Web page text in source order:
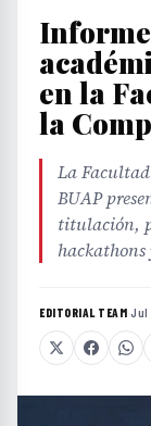
en la
la
La
BUAP
titulación,
EDITORIAL TEAM·Jul